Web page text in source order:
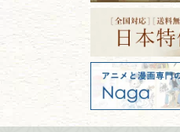
書道具
美術書・ア
デザイン本
カメラ・撮
版画・リト
価値ある古書
と注意点
宮城県
山形県
三重県
京都府
兵庫県
フリーダイヤル
電話：03-3512-
FAX：03-3512-
古物商許可：東
301028901712号
古物商名称：有